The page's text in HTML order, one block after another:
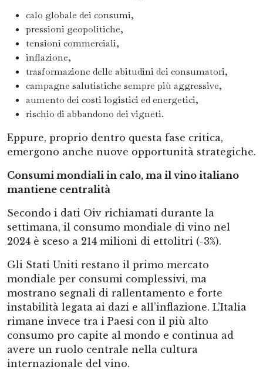
calo globale dei consumi,
pressioni geopolitiche,
tensioni commerciali,
inflazione,
trasformazione delle abitudini dei consumatori,
campagne salutistiche sempre più aggressive,
aumento dei costi logistici ed energetici,
rischio di abbandono dei vigneti.
Eppure, proprio dentro questa fase critica,
emergono anche nuove opportunità strategiche.
Consumi mondiali in calo, ma il vino italiano
mantiene centralità
Secondo i dati Oiv richiamati durante la
settimana, il consumo mondiale di vino nel
2024 è sceso a 214 milioni di ettolitri (-3%).
Gli Stati Uniti restano il primo mercato
mondiale per consumi complessivi, ma
mostrano segnali di rallentamento e forte
instabilità legata ai dazi e all’inflazione. L’Italia
rimane invece tra i Paesi con il più alto
consumo pro capite al mondo e continua ad
avere un ruolo centrale nella cultura
internazionale del vino.